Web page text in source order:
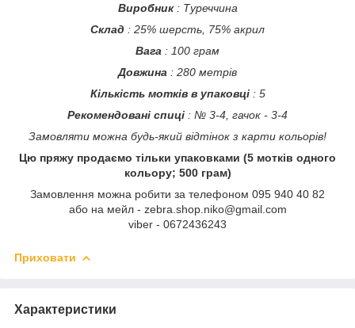
Виробник : Туреччина
Склад : 25% шерсть, 75% акрил
Вага : 100 грам
Довжина : 280 метрів
Кількість мотків в упаковці : 5
Рекомендовані спиці : № 3-4, гачок - 3-4
Замовляти можна будь-який відтінок з карти кольорів!
Цю пряжу продаємо тільки упаковками (5 мотків одного
кольору; 500 грам)
Замовлення можна робити за телефоном 095 940 40 82
або на мейл - zebra.shop.niko@gmail.com
viber - 0672436243
Приховати
Характеристики